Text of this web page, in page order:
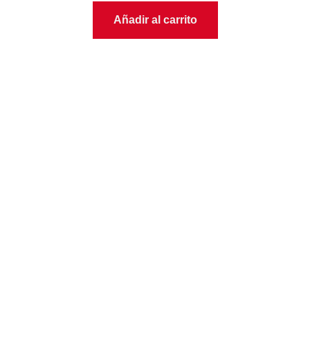
Añadir al carrito